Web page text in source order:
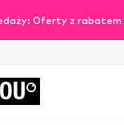
Oferty z rabatem